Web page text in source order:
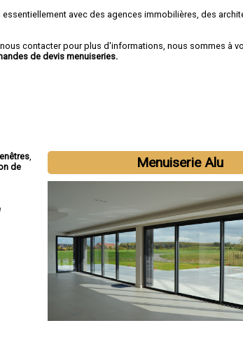
essentiellement avec des agences immobilières, des
contacter pour plus d'informations, nous sommes à
de devis menuiseries.
Menuiserie Alu
,
de